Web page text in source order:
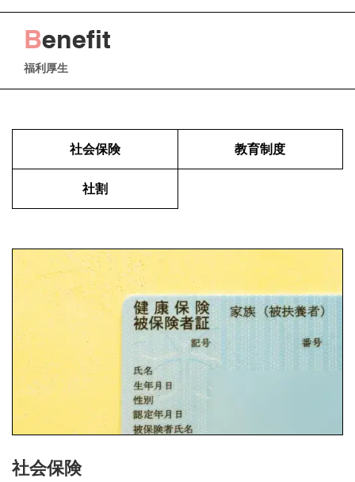
Benefit
福利厚生
社会保険 教育制度
社割
社会保険